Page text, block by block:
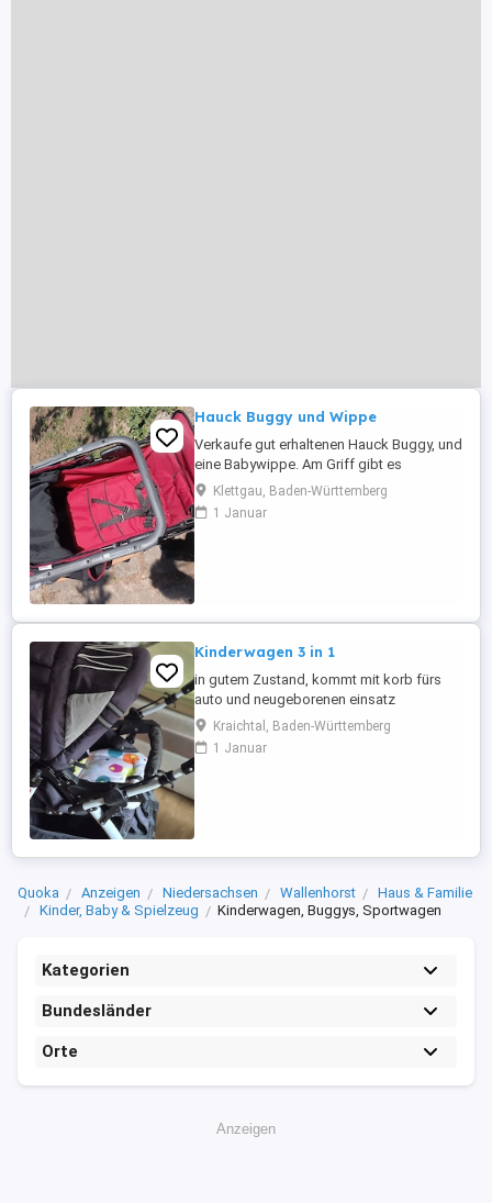
Hauck Buggy und Wippe
Verkaufe gut erhaltenen Hauck Buggy, und
eine Babywippe. Am Griff gibt es
Gebrauchsspuren, sonst noch alles top.
Klettgau, Baden-Württemberg
1 Januar
Kinderwagen 3 in 1
in gutem Zustand, kommt mit korb fürs
auto und neugeborenen einsatz
Kraichtal, Baden-Württemberg
1 Januar
Quoka Anzeigen Niedersachsen Wallenhorst
Haus & Familie
Kinder, Baby & Spielzeug
Kinderwagen, Buggys, Sportwagen
Kategorien
Bundesländer
Orte
Anzeigen